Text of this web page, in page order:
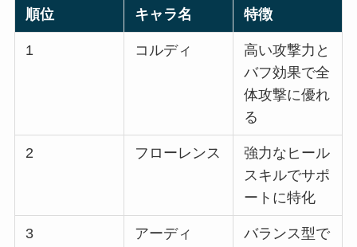
順位 キャラ名 特徴
1 コルディ
高い攻撃力と
バフ効果で全
体攻撃に優れ
る
2 フローレンス
強力なヒール
スキルでサポ
ートに特化
3 アーディ
バランス型で